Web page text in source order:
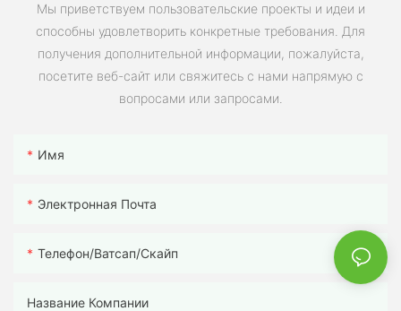
Мы приветствуем пользовательские проекты и идеи и
способны удовлетворить конкретные требования. Для
получения дополнительной информации, пожалуйста,
посетите веб-сайт или свяжитесь с нами напрямую с
вопросами или запросами.
Имя
Электронная Почта
Телефон/ватсап/скайп
Название Компании